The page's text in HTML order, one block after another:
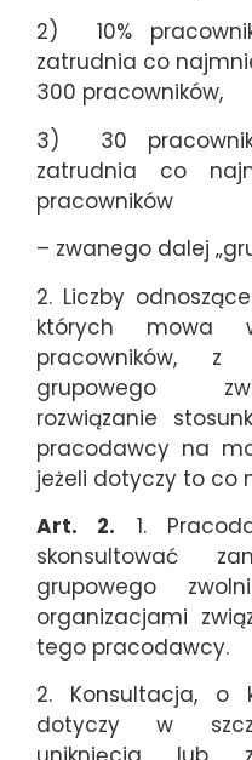
2) 10%
zatrudnia co
300 pracowników,
3) 30
zatrudnia co
pracowników
– zwanego dalej
2. Liczby
których mowa
pracowników,
grupowego
rozwiązanie
pracodawcy na
jeżeli dotyczy to co
Art. 2. 1.
skonsultować
grupowego
organizacjami
tego pracodawcy.
2. Konsultacja, o
dotyczy w